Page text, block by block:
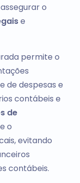
o
e
permite o
de despesas e
contábeis e
de
o
evitando
contábeis.